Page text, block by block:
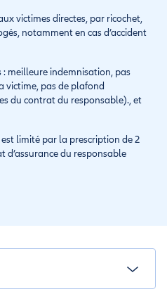
victimes directes, par ricochet,
notamment en cas d’accident
meilleure indemnisation, pas
victime, pas de plafond
du contrat du responsable)., et
limité par la prescription de 2
d’assurance du responsable